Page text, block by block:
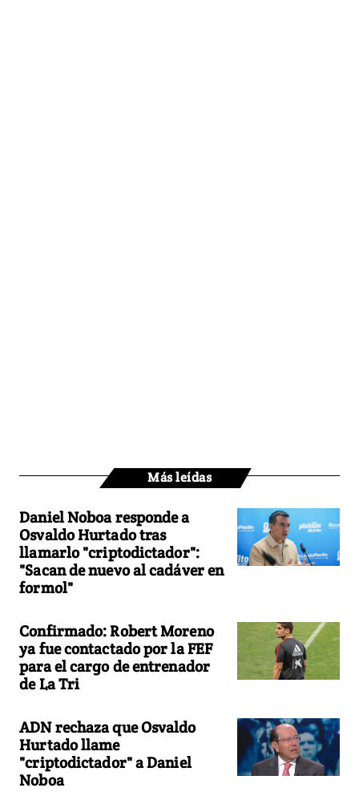
Más leídas
Daniel Noboa responde a
Osvaldo Hurtado tras
llamarlo "criptodictador":
"Sacan de nuevo al cadáver en
formol"
Confirmado: Robert Moreno
ya fue contactado por la FEF
para el cargo de entrenador
de La Tri
ADN rechaza que Osvaldo
Hurtado llame
"criptodictador" a Daniel
Noboa